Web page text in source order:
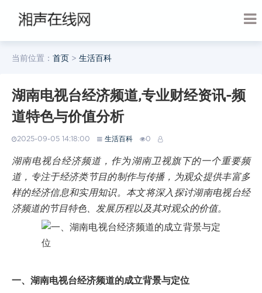
当前位置： 首页 > 生活百科
湖南电视台经济频道,专业财经资讯-频
道特色与价值分析
2025-09-05 14:18:00 生活百科 0
湖南电视台经济频道，作为湖南卫视旗下的一个重要频
道，专注于经济类节目的制作与传播，为观众提供丰富多
样的经济信息和实用知识。本文将深入探讨湖南电视台经
济频道的节目特色、发展历程以及其对观众的价值。
一、湖南电视台经济频道的成立背景与定位